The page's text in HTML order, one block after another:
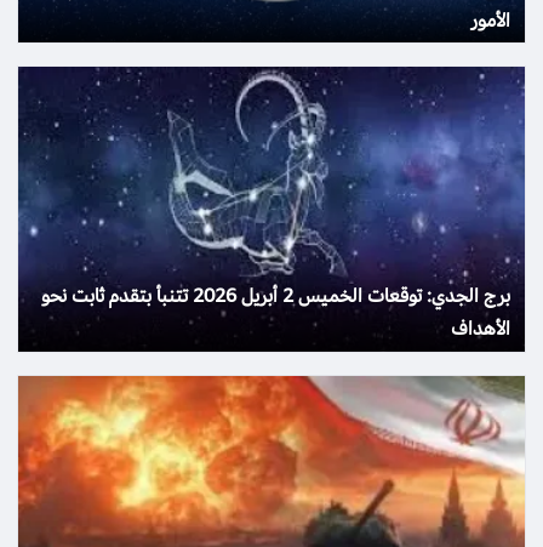
الأمور
برج الجدي: توقعات الخميس 2 أبريل 2026 تتنبأ بتقدم ثابت نحو
الأهداف